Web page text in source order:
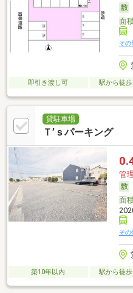
面
その
即引き渡し可 駅から徒
貸駐車場
Ｔ’ｓパーキング
管
面
その
築10年以内 駅から徒